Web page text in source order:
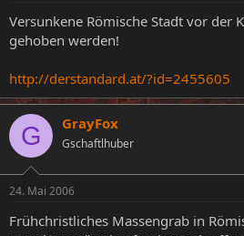
Versunkene Römische Stadt vor der
gehoben werden!
http://derstandard.at/?id=2455605
G GrayFox
Gschaftlhuber
24. Mai 2006
Frühchristliches Massengrab in